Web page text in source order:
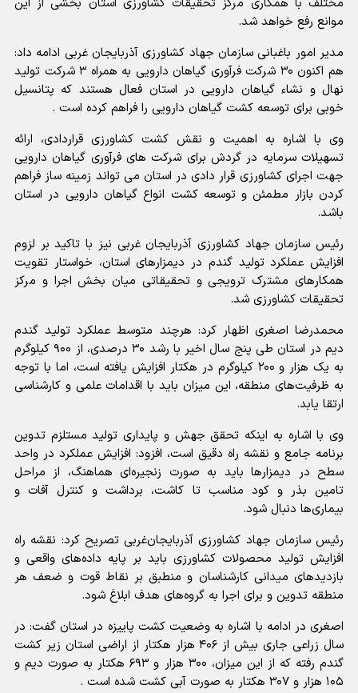
مختلف با همکاری مرکز تحقیقات کشاورزی استان بخشی از این
موانع رفع خواهد شد.
مدیر امور باغبانی سازمان جهاد کشاورزی آذربایجان غربی ادامه داد:
هم اکنون ۳۰ شرکت فرآوری گیاهان دارویی به همراه ۳ شرکت تولید
نهال و نشاء گیاهان دارویی در استان فعال هستند که پتانسیل
خوبی برای توسعه کشت گیاهان دارویی را فراهم کرده است .
وی با اشاره به اهمیت و نقش کشت کشاورزی قراردادی، ارائه
تسهیلات سرمایه در گردش برای شرکت های فرآوری گیاهان دارویی
جهت اجرای کشاورزی قرار دادی در استان می تواند زمینه ساز فراهم
کردن بازار مطمئن و توسعه کشت انواع گیاهان دارویی در استان
باشد.
رئیس سازمان جهاد کشاورزی آذربایجان‌ غربی نیز با تاکید بر لزوم
افزایش عملکرد تولید گندم در دیمزارهای استان، خواستار تقویت
همکارهای مشترک ترویجی و تحقیقاتی میان بخش اجرا و مرکز
تحقیقات کشاورزی شد.
محمدرضا اصغری اظهار کرد: هرچند متوسط عملکرد تولید گندم
دیم در استان طی پنج سال اخیر با رشد ۳۰ درصدی، از ۹۰۰ کیلوگرم
به یک هزار و ۲۰۰ کیلوگرم در هکتار افزایش یافته است، اما با توجه
به ظرفیت‌های منطقه، این میزان باید با اقدامات علمی و کارشناسی
ارتقا یابد.
وی با اشاره به اینکه تحقق جهش و پایداری تولید مستلزم تدوین
برنامه جامع و نقشه راه دقیق است، افزود: افزایش عملکرد در واحد
سطح در دیمزارها باید به صورت زنجیره‌ای هماهنگ، از مراحل
تامین بذر و کود مناسب تا کاشت، برداشت و کنترل آفات و
بیماری‌ها دنبال شود.
رئیس سازمان جهاد کشاورزی آذربایجان‌غربی تصریح کرد: نقشه راه
افزایش تولید محصولات کشاورزی باید بر پایه داده‌های واقعی و
بازدیدهای میدانی کارشناسان و منطبق بر نقاط قوت و ضعف هر
منطقه تدوین و برای اجرا به گروه‌های هدف ابلاغ شود.
اصغری در ادامه با اشاره به وضعیت کشت پاییزه در استان گفت: در
سال زراعی جاری بیش از ۴۰۶ هزار هکتار از اراضی استان زیر کشت
گندم رفته که از این میزان، ۳۰۰ هزار و ۶۹۳ هکتار به صورت دیم و
۱۰۵ هزار و ۳۰۷ هکتار به صورت آبی کشت شده است .